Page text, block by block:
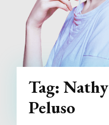
Tag: Nathy
Peluso